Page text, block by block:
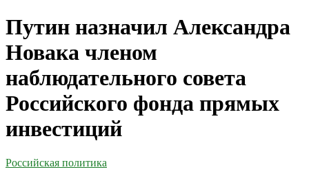
Путин назначил Александра
Новака членом
наблюдательного совета
Российского фонда прямых
инвестиций
Российская политика